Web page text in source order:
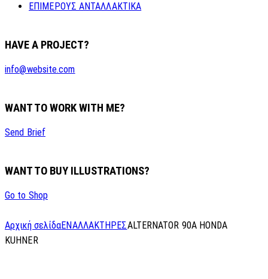
ΕΠΙΜΕΡΟΥΣ ΑΝΤΑΛΛΑΚΤΙΚΑ
HAVE A PROJECT?
info@website.com
WANT TO WORK WITH ME?
Send Brief
WANT TO BUY ILLUSTRATIONS?
Go to Shop
Αρχική σελίδαΕΝΑΛΛΑΚΤΗΡΕΣALTERNATOR 90A HONDA
KUHNER